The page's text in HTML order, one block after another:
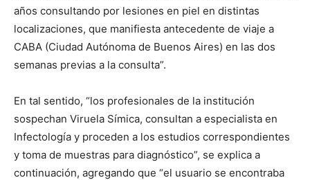
años consultando por lesiones en piel en distintas
localizaciones, que manifiesta antecedente de viaje a
CABA (Ciudad Autónoma de Buenos Aires) en las dos
semanas previas a la consulta”.
En tal sentido, “los profesionales de la institución
sospechan Viruela Símica, consultan a especialista en
Infectología y proceden a los estudios correspondientes
y toma de muestras para diagnóstico”, se explica a
continuación, agregando que “el usuario se encontraba